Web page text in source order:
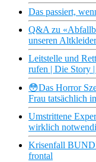
Das passiert,
Q&A zu
unseren
Leitstelle und
rufen | Die Story
😳Das Horror
Frau tatsächlich
Umstrittene
wirklich
Krisenfall
frontal